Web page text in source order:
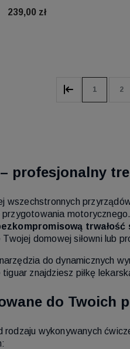
239,00 zł
1 2
profesjonalny
wszechstronnych
domowej siłowni lub
do dynamicznych
znajdziesz piłkę
do Twoich
rodzaju wykonywanych